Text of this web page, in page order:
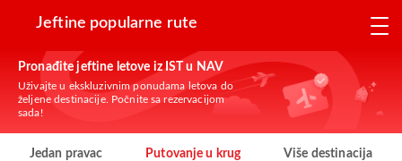
Jeftine popularne rute
Pronađite jeftine letove iz IST u NAV
Uživajte u ekskluzivnim ponudama letova do
željene destinacije. Počnite sa rezervacijom
sada!
Jedan pravac Putovanje u krug Više destinacija